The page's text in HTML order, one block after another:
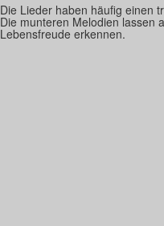
Die Lieder haben häufig einen
Die munteren Melodien lassen
Lebensfreude erkennen.